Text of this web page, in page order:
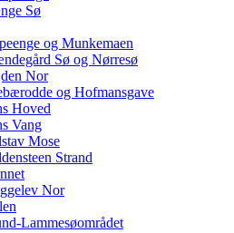
Sø
og Munkemaen
Sø og Nørresø
Nor
og Hofmansgave
Hoved
Vang
Mose
Strand
Nor
Lammesøområdet